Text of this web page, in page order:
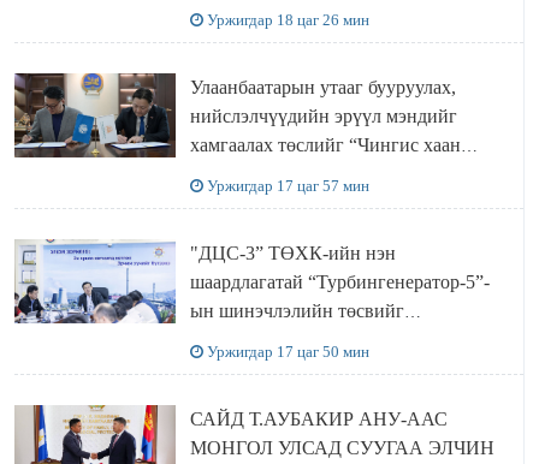
Уржигдар 18 цаг 26 мин
Улаанбаатарын утааг бууруулах,
нийслэлчүүдийн эрүүл мэндийг
хамгаалах төслийг “Чингис хаан
Уржигдар 17 цаг 57 мин
"ДЦС-3” ТӨХК-ийн нэн
шаардлагатай “Турбингенератор-5”-
ын шинэчлэлийн төсвийг
Уржигдар 17 цаг 50 мин
САЙД Т.АУБАКИР АНУ-ААС
МОНГОЛ УЛСАД СУУГАА ЭЛЧИН